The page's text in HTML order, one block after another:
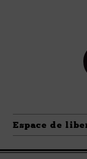
Espace de